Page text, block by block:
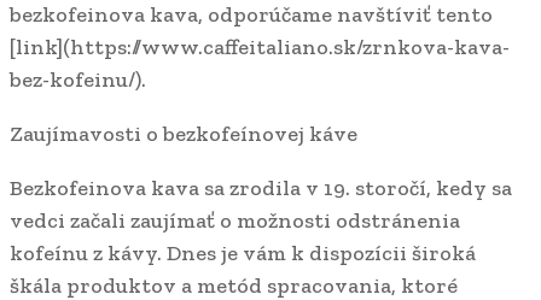
bezkofeinova kava, odporúčame navštíviť tento
[link](https://www.caffeitaliano.sk/zrnkova-kava-
bez-kofeinu/).
Zaujímavosti o bezkofeínovej káve
Bezkofeinova kava sa zrodila v 19. storočí, kedy sa
vedci začali zaujímať o možnosti odstránenia
kofeínu z kávy. Dnes je vám k dispozícii široká
škála produktov a metód spracovania, ktoré